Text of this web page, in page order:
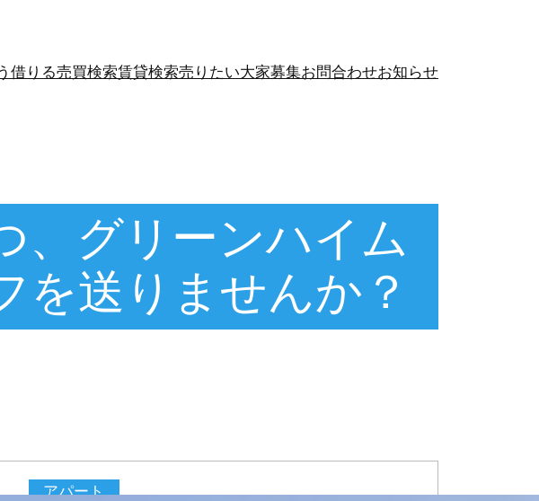
借りる売買検索賃貸検索売りたい大家募集お問合わせお知らせ
、グリーンハイム
を送りませんか？
アパート